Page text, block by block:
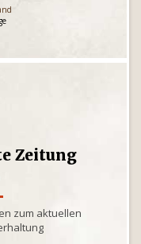
Zeitung
zum aktuellen